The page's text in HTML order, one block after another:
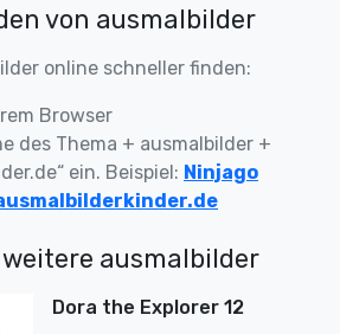
von ausmalbilder
online schneller finden:
Browser
des Thema + ausmalbilder +
ein. Beispiel: Ninjago
weitere ausmalbilder
Dora the Explorer 12